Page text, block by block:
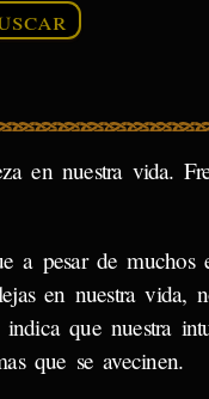
en nuestra vida.
a pesar de muchos
en nuestra vida,
que nuestra
que se avecinen.